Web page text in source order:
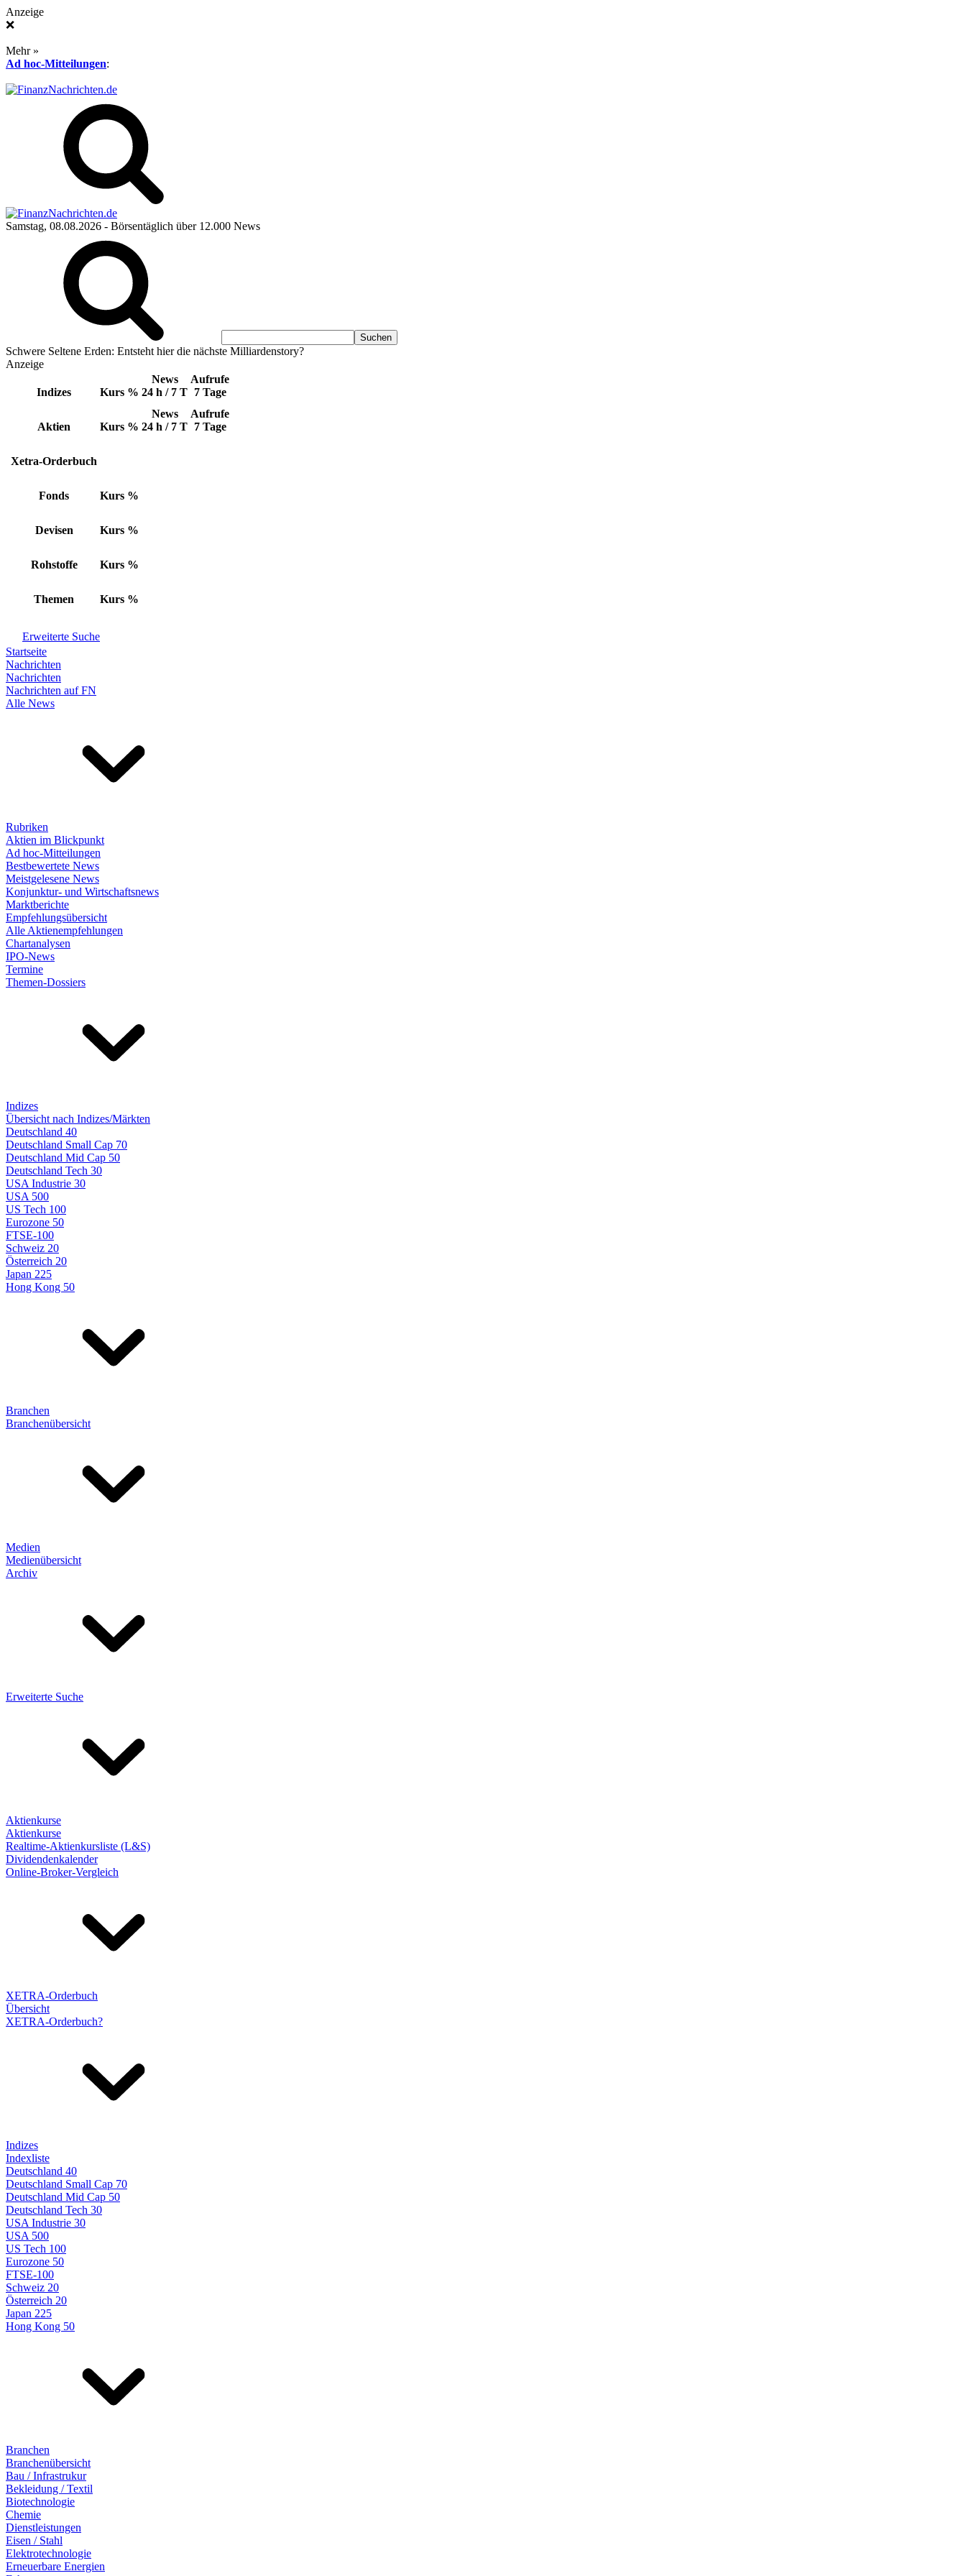
Anzeige
❌
Mehr »
Ad hoc-Mitteilungen:
Samstag, 08.08.2026 - Börsentäglich über 12.000 News
Schwere Seltene Erden: Entsteht hier die nächste Milliardenstory?
Anzeige
Indizes Kurs %
News
24 h / 7 T
Aufrufe
7 Tage
Aktien Kurs %
News
24 h / 7 T
Aufrufe
7 Tage
Xetra-Orderbuch
Fonds Kurs %
Devisen Kurs %
Rohstoffe Kurs %
Themen Kurs %
Erweiterte Suche
Startseite
Nachrichten
Nachrichten
Nachrichten auf FN
Alle News
Rubriken
Aktien im Blickpunkt
Ad hoc-Mitteilungen
Bestbewertete News
Meistgelesene News
Konjunktur- und Wirtschaftsnews
Marktberichte
Empfehlungsübersicht
Alle Aktienempfehlungen
Chartanalysen
IPO-News
Termine
Themen-Dossiers
Indizes
Übersicht nach Indizes/Märkten
Deutschland 40
Deutschland Small Cap 70
Deutschland Mid Cap 50
Deutschland Tech 30
USA Industrie 30
USA 500
US Tech 100
Eurozone 50
FTSE-100
Schweiz 20
Österreich 20
Japan 225
Hong Kong 50
Branchen
Branchenübersicht
Medien
Medienübersicht
Archiv
Erweiterte Suche
Aktienkurse
Aktienkurse
Realtime-Aktienkursliste (L&S)
Dividendenkalender
Online-Broker-Vergleich
XETRA-Orderbuch
Übersicht
XETRA-Orderbuch?
Indizes
Indexliste
Deutschland 40
Deutschland Small Cap 70
Deutschland Mid Cap 50
Deutschland Tech 30
USA Industrie 30
USA 500
US Tech 100
Eurozone 50
FTSE-100
Schweiz 20
Österreich 20
Japan 225
Hong Kong 50
Branchen
Branchenübersicht
Bau / Infrastrukur
Bekleidung / Textil
Biotechnologie
Chemie
Dienstleistungen
Eisen / Stahl
Elektrotechnologie
Erneuerbare Energien